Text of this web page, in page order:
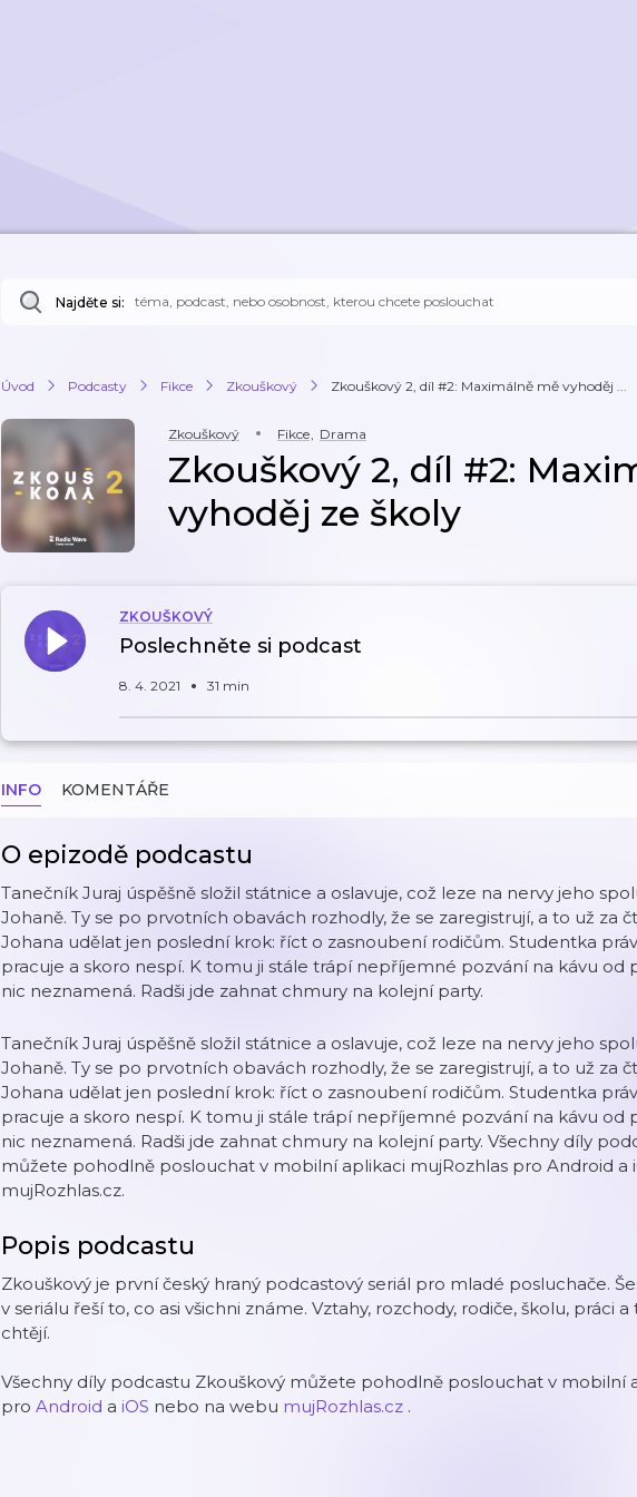
Najděte si:
Úvod Podcasty Fikce Zkouškový Zkouškový 2, díl #2: Maximálně mě vyhoděj ...
Zkouškový Fikce, Drama
Zkouškový 2, díl #2:
vyhoděj ze školy
ZKOUŠKOVÝ
Poslechněte si podcast
8. 4. 2021 31 min
INFO KOMENTÁŘE
O epizodě podcastu
Tanečník Juraj úspěšně složil státnice a oslavuje, což leze na nervy jeho
Johaně. Ty se po prvotních obavách rozhodly, že se zaregistrují, a to už za
Johana udělat jen poslední krok: říct o zasnoubení rodičům. Studentka
pracuje a skoro nespí. K tomu ji stále trápí nepříjemné pozvání na kávu od
nic neznamená. Radši jde zahnat chmury na kolejní party.
Tanečník Juraj úspěšně složil státnice a oslavuje, což leze na nervy jeho
Johaně. Ty se po prvotních obavách rozhodly, že se zaregistrují, a to už za
Johana udělat jen poslední krok: říct o zasnoubení rodičům. Studentka
pracuje a skoro nespí. K tomu ji stále trápí nepříjemné pozvání na kávu od
nic neznamená. Radši jde zahnat chmury na kolejní party. Všechny díly
můžete pohodlně poslouchat v mobilní aplikaci mujRozhlas pro Android a
mujRozhlas.cz.
Popis podcastu
Zkouškový je první český hraný podcastový seriál pro mladé posluchače.
v seriálu řeší to, co asi všichni známe. Vztahy, rozchody, rodiče, školu, práci
chtějí.
Všechny díly podcastu Zkouškový můžete pohodlně poslouchat v mobilní
pro Android a iOS nebo na webu mujRozhlas.cz .